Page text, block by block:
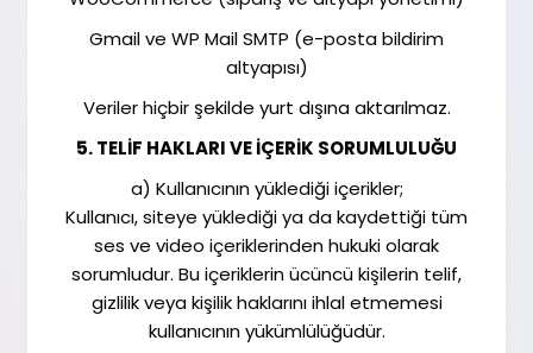
Gmail ve WP Mail SMTP (e-posta bildirim
altyapısı)
Veriler hiçbir şekilde yurt dışına aktarılmaz.
5. TELİF HAKLARI VE İÇERİK SORUMLULUĞU
a) Kullanıcının yüklediği içerikler;
Kullanıcı, siteye yüklediği ya da kaydettiği tüm
ses ve video içeriklerinden hukuki olarak
sorumludur. Bu içeriklerin ücüncü kişilerin telif,
gizlilik veya kişilik haklarını ihlal etmemesi
kullanıcının yükümlülüğüdür.